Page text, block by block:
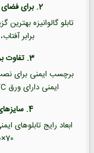
2. برای فضای بیرونی کدام نوع تابلو مناسب‌تر است؟
تابلو گالوانیزه
برابر
3. تفاوت برچسب ایمنی با تابلو ایمنی چیست؟
برچسب ایمنی برای
ایمنی دارای ورق PVC یا گالوانیزه هستند و دوام بیشتری دارند.
4. سایزهای استاندارد تابلوهای ایمنی چیست؟
70×50 و 100×70 سانتی‌متر است.